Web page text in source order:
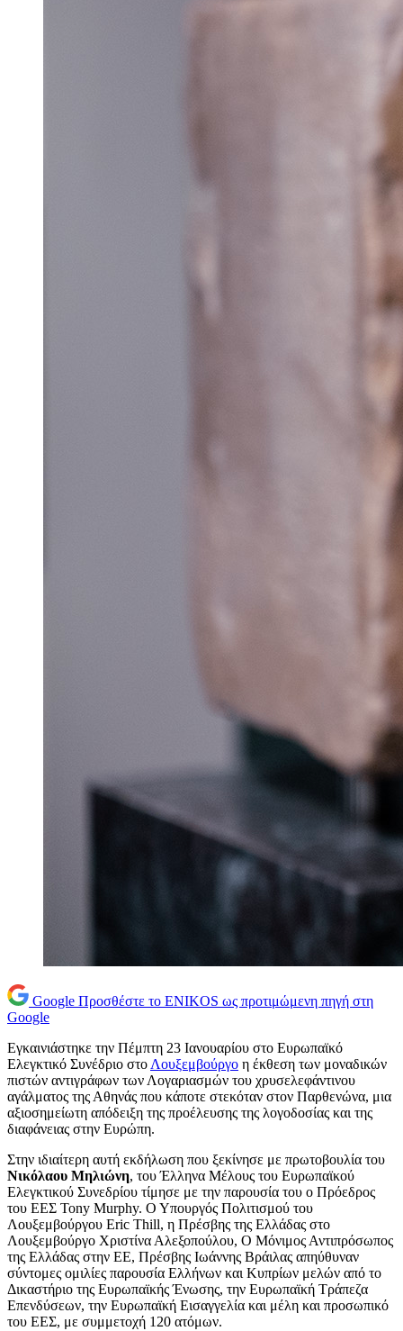
Google Προσθέστε το ENIKOS ως προτιμώμενη πηγή στη
Google
Εγκαινιάστηκε την Πέμπτη 23 Ιανουαρίου στο Ευρωπαϊκό
Ελεγκτικό Συνέδριο στο Λουξεμβούργο η έκθεση των μοναδικών
πιστών αντιγράφων των Λογαριασμών του χρυσελεφάντινου
αγάλματος της Αθηνάς που κάποτε στεκόταν στον Παρθενώνα, μια
αξιοσημείωτη απόδειξη της προέλευσης της λογοδοσίας και της
διαφάνειας στην Ευρώπη.
Στην ιδιαίτερη αυτή εκδήλωση που ξεκίνησε με πρωτοβουλία του
Νικόλαου Μηλιώνη, του Έλληνα Μέλους του Ευρωπαϊκού
Ελεγκτικού Συνεδρίου τίμησε με την παρουσία του ο Πρόεδρος
του ΕΕΣ Tony Murphy. Ο Υπουργός Πολιτισμού του
Λουξεμβούργου Eric Thill, η Πρέσβης της Ελλάδας στο
Λουξεμβούργο Χριστίνα Αλεξοπούλου, Ο Μόνιμος Αντιπρόσωπος
της Ελλάδας στην ΕΕ, Πρέσβης Ιωάννης Βράιλας απηύθυναν
σύντομες ομιλίες παρουσία Ελλήνων και Κυπρίων μελών από το
Δικαστήριο της Ευρωπαϊκής Ένωσης, την Ευρωπαϊκή Τράπεζα
Επενδύσεων, την Ευρωπαϊκή Εισαγγελία και μέλη και προσωπικό
του ΕΕΣ, με συμμετοχή 120 ατόμων.